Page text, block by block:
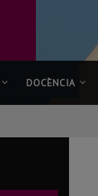
DOCÈNCIA